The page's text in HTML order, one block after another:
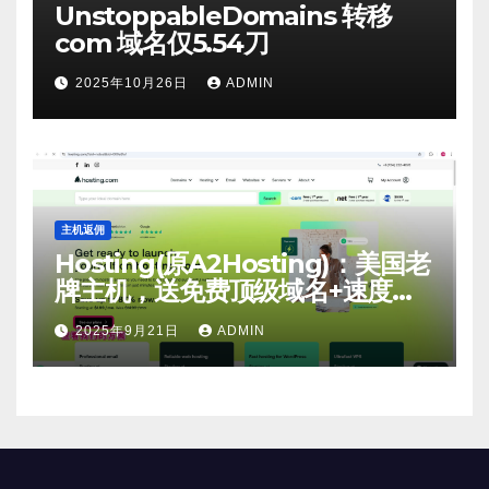
UnstoppableDomains 转移
com 域名仅5.54刀
2025年10月26日 ADMIN
主机返佣
Hosting(原A2Hosting)：美国老
牌主机，送免费顶级域名+速度
快，免费送！
2025年9月21日 ADMIN